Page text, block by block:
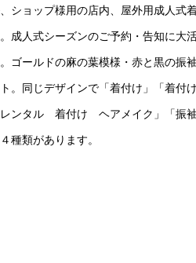
ショップ様用の店内、屋外用成人式
成人式シーズンのご予約・告知に大
ゴールドの麻の葉模様・赤と黒の振
。同じデザインで「着付け」「着
レンタル 着付け ヘアメイク」「振
種類があります。